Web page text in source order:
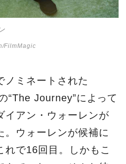
FilmMagic
ノミネートされた
“The Journey”によって
イアン・ウォーレンが
。ウォーレンが候補に
れで16回目。しかもこ